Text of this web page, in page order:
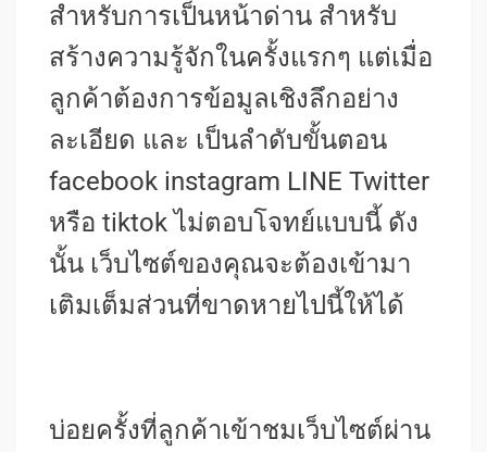
สำหรับการเป็นหน้าด่าน สำหรับ
สร้างความรู้จักในครั้งแรกๆ แต่เมื่อ
ลูกค้าต้องการข้อมูลเชิงลึกอย่าง
ละเอียด และ เป็นลำดับขั้นตอน
facebook instagram LINE Twitter
หรือ tiktok ไม่ตอบโจทย์แบบนี้ ดัง
นั้น เว็บไซต์ของคุณจะต้องเข้ามา
เติมเต็มส่วนที่ขาดหายไปนี้ให้ได้
บ่อยครั้งที่ลูกค้าเข้าชมเว็บไซต์ผ่าน